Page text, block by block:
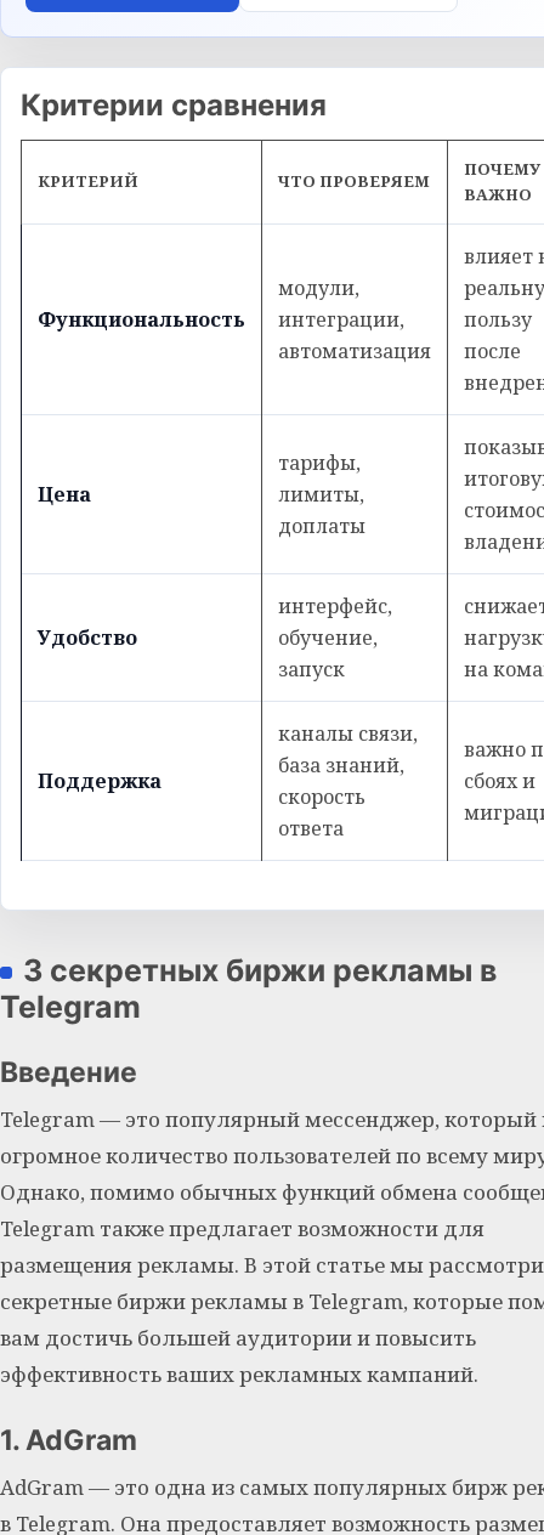
Критерии сравнения
КРИТЕРИЙ ЧТО ПРОВЕРЯЕМ
ПОЧЕМУ
ВАЖНО
Функциональность
модули,
интеграции,
автоматизация
влияет
пользу
после
Цена
тарифы,
лимиты,
доплаты
Удобство
интерфейс,
обучение,
запуск
на
Поддержка
каналы связи,
база знаний,
скорость
ответа
важно
сбоях и
3 секретных биржи рекламы в
Telegram
Введение
Telegram — это популярный мессенджер, который
огромное количество пользователей по всему
Однако, помимо обычных функций обмена
Telegram также предлагает возможности для
размещения рекламы. В этой статье мы
секретные биржи рекламы в Telegram, которые
вам достичь большей аудитории и повысить
эффективность ваших рекламных кампаний.
1. AdGram
AdGram — это одна из самых популярных бирж
в Telegram. Она предоставляет возможность